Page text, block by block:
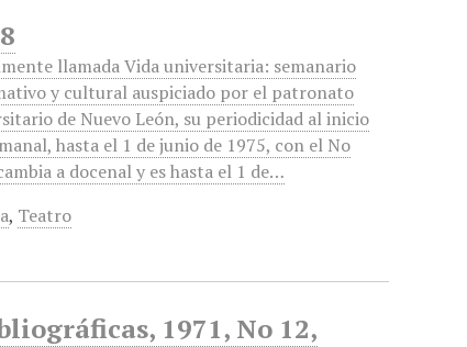
llamada Vida universitaria: semanario
y cultural auspiciado por el patronato
de Nuevo León, su periodicidad al inicio
hasta el 1 de junio de 1975, con el No
a docenal y es hasta el 1 de…
, Teatro
1971, No 12,